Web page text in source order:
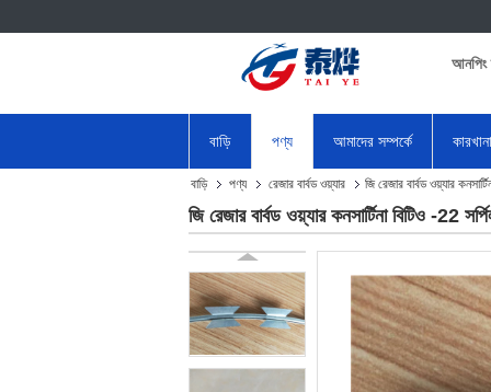
আনপিং
বাড়ি পণ্য আমাদের সম্পর্কে
বাড়ি পণ্য রেজার বার্বড ওয়্যার জি রেজার বার্বড ওয়্যার
জি রেজার বার্বড ওয়্যার কনসার্টিনা বিটিও -